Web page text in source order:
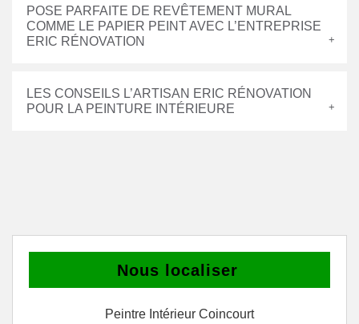
POSE PARFAITE DE REVÊTEMENT MURAL
COMME LE PAPIER PEINT AVEC L’ENTREPRISE
ERIC RÉNOVATION
LES CONSEILS L’ARTISAN ERIC RÉNOVATION
POUR LA PEINTURE INTÉRIEURE
Nous localiser
Peintre Intérieur Coincourt